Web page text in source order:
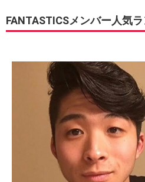
FANTASTICSメンバー人気